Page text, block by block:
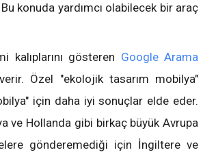
konuda yardımcı olabilecek bir araç
gösteren Google Arama
Özel "ekolojik tasarım mobilya"
için daha iyi sonuçlar elde eder.
ve Hollanda gibi birkaç büyük Avrupa
gönderemediği için İngiltere ve